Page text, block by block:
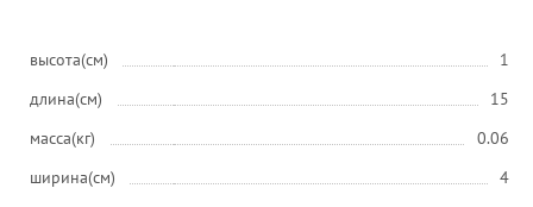
высота(см)
1
длина(см)
15
масса(кг)
0.06
ширина(см)
4